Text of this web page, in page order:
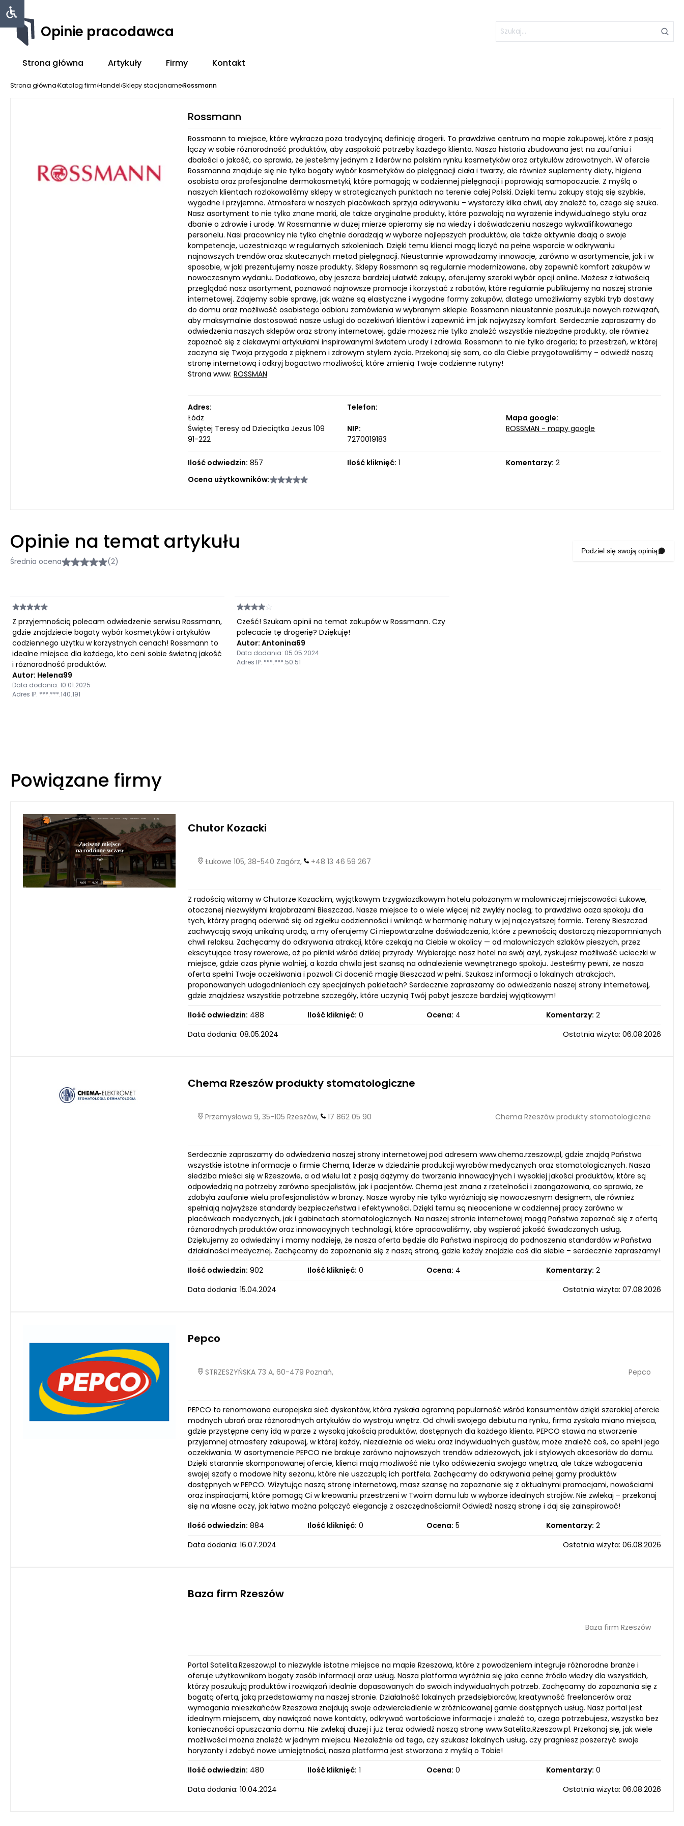
Opinie pracodawca
Strona główna Artykuły Firmy Kontakt
Strona główna›Katalog firm›Handel›Sklepy stacjonarne›Rossmann
Rossmann
Rossmann to miejsce, które wykracza poza tradycyjną definicję drogerii. To prawdziwe centrum na mapie zakupowej, które z pasją
łączy w sobie różnorodność produktów, aby zaspokoić potrzeby każdego klienta. Nasza historia zbudowana jest na zaufaniu i
dbałości o jakość, co sprawia, że jesteśmy jednym z liderów na polskim rynku kosmetyków oraz artykułów zdrowotnych. W ofercie
Rossmanna znajduje się nie tylko bogaty wybór kosmetyków do pielęgnacji ciała i twarzy, ale również suplementy diety, higiena
osobista oraz profesjonalne dermokosmetyki, które pomagają w codziennej pielęgnacji i poprawiają samopoczucie. Z myślą o
naszych klientach rozlokowaliśmy sklepy w strategicznych punktach na terenie całej Polski. Dzięki temu zakupy stają się szybkie,
wygodne i przyjemne. Atmosfera w naszych placówkach sprzyja odkrywaniu – wystarczy kilka chwil, aby znaleźć to, czego się szuka.
Nasz asortyment to nie tylko znane marki, ale także oryginalne produkty, które pozwalają na wyrażenie indywidualnego stylu oraz
dbanie o zdrowie i urodę. W Rossmannie w dużej mierze opieramy się na wiedzy i doświadczeniu naszego wykwalifikowanego
personelu. Nasi pracownicy nie tylko chętnie doradzają w wyborze najlepszych produktów, ale także aktywnie dbają o swoje
kompetencje, uczestnicząc w regularnych szkoleniach. Dzięki temu klienci mogą liczyć na pełne wsparcie w odkrywaniu
najnowszych trendów oraz skutecznych metod pielęgnacji. Nieustannie wprowadzamy innowacje, zarówno w asortymencie, jak i w
sposobie, w jaki prezentujemy nasze produkty. Sklepy Rossmann są regularnie modernizowane, aby zapewnić komfort zakupów w
nowoczesnym wydaniu. Dodatkowo, aby jeszcze bardziej ułatwić zakupy, oferujemy szeroki wybór opcji online. Możesz z łatwością
przeglądać nasz asortyment, poznawać najnowsze promocje i korzystać z rabatów, które regularnie publikujemy na naszej stronie
internetowej. Zdajemy sobie sprawę, jak ważne są elastyczne i wygodne formy zakupów, dlatego umożliwiamy szybki tryb dostawy
do domu oraz możliwość osobistego odbioru zamówienia w wybranym sklepie. Rossmann nieustannie poszukuje nowych rozwiązań,
aby maksymalnie dostosować nasze usługi do oczekiwań klientów i zapewnić im jak najwyższy komfort. Serdecznie zapraszamy do
odwiedzenia naszych sklepów oraz strony internetowej, gdzie możesz nie tylko znaleźć wszystkie niezbędne produkty, ale również
zapoznać się z ciekawymi artykułami inspirowanymi światem urody i zdrowia. Rossmann to nie tylko drogeria; to przestrzeń, w której
zaczyna się Twoja przygoda z pięknem i zdrowym stylem życia. Przekonaj się sam, co dla Ciebie przygotowaliśmy – odwiedź naszą
stronę internetową i odkryj bogactwo możliwości, które zmienią Twoje codzienne rutyny!
Strona www: ROSSMAN
Adres:
Łódz
Świętej Teresy od Dzieciątka Jezus 109
91-222
Telefon:
NIP:
7270019183
Mapa google:
ROSSMAN - mapy google
Ilość odwiedzin: 857 Ilość kliknięć: 1 Komentarzy: 2
Ocena użytkowników:
Opinie na temat artykułu
Średnia ocena (2)
Podziel się swoją opinią
Z przyjemnością polecam odwiedzenie serwisu Rossmann,
gdzie znajdziecie bogaty wybór kosmetyków i artykułów
codziennego użytku w korzystnych cenach! Rossmann to
idealne miejsce dla każdego, kto ceni sobie świetną jakość
i różnorodność produktów.
Autor: Helena99
Data dodania: 10.01.2025
Adres IP: ***.***.140.191
Cześć! Szukam opinii na temat zakupów w Rossmann. Czy
polecacie tę drogerię? Dziękuję!
Autor: Antonina69
Data dodania: 05.05.2024
Adres IP: ***.***.50.51
Powiązane firmy
Chutor Kozacki
Łukowe 105, 38-540 Zagórz, +48 13 46 59 267
Z radością witamy w Chutorze Kozackim, wyjątkowym trzygwiazdkowym hotelu położonym w malowniczej miejscowości Łukowe,
otoczonej niezwykłymi krajobrazami Bieszczad. Nasze miejsce to o wiele więcej niż zwykły nocleg; to prawdziwa oaza spokoju dla
tych, którzy pragną oderwać się od zgiełku codzienności i wniknąć w harmonię natury w jej najczystszej formie. Tereny Bieszczad
zachwycają swoją unikalną urodą, a my oferujemy Ci niepowtarzalne doświadczenia, które z pewnością dostarczą niezapomnianych
chwil relaksu. Zachęcamy do odkrywania atrakcji, które czekają na Ciebie w okolicy — od malowniczych szlaków pieszych, przez
ekscytujące trasy rowerowe, aż po pikniki wśród dzikiej przyrody. Wybierając nasz hotel na swój azyl, zyskujesz możliwość ucieczki w
miejsce, gdzie czas płynie wolniej, a każda chwila jest szansą na odnalezienie wewnętrznego spokoju. Jesteśmy pewni, że nasza
oferta spełni Twoje oczekiwania i pozwoli Ci docenić magię Bieszczad w pełni. Szukasz informacji o lokalnych atrakcjach,
proponowanych udogodnieniach czy specjalnych pakietach? Serdecznie zapraszamy do odwiedzenia naszej strony internetowej,
gdzie znajdziesz wszystkie potrzebne szczegóły, które uczynią Twój pobyt jeszcze bardziej wyjątkowym!
Ilość odwiedzin: 488 Ilość kliknięć: 0 Ocena: 4 Komentarzy: 2
Data dodania: 08.05.2024
Ostatnia wizyta: 06.08.2026
Chema Rzeszów produkty stomatologiczne
Przemysłowa 9, 35-105 Rzeszów, 17 862 05 90 Chema Rzeszów produkty stomatologiczne
Serdecznie zapraszamy do odwiedzenia naszej strony internetowej pod adresem www.chema.rzeszow.pl, gdzie znajdą Państwo
wszystkie istotne informacje o firmie Chema, liderze w dziedzinie produkcji wyrobów medycznych oraz stomatologicznych. Nasza
siedziba mieści się w Rzeszowie, a od wielu lat z pasją dążymy do tworzenia innowacyjnych i wysokiej jakości produktów, które są
odpowiedzią na potrzeby zarówno specjalistów, jak i pacjentów. Chema jest znana z rzetelności i zaangażowania, co sprawia, że
zdobyła zaufanie wielu profesjonalistów w branży. Nasze wyroby nie tylko wyróżniają się nowoczesnym designem, ale również
spełniają najwyższe standardy bezpieczeństwa i efektywności. Dzięki temu są nieocenione w codziennej pracy zarówno w
placówkach medycznych, jak i gabinetach stomatologicznych. Na naszej stronie internetowej mogą Państwo zapoznać się z ofertą
różnorodnych produktów oraz innowacyjnych technologii, które opracowaliśmy, aby wspierać jakość świadczonych usług.
Dziękujemy za odwiedziny i mamy nadzieję, że nasza oferta będzie dla Państwa inspiracją do podnoszenia standardów w Państwa
działalności medycznej. Zachęcamy do zapoznania się z naszą stroną, gdzie każdy znajdzie coś dla siebie – serdecznie zapraszamy!
Ilość odwiedzin: 902 Ilość kliknięć: 0 Ocena: 4 Komentarzy: 2
Data dodania: 15.04.2024
Ostatnia wizyta: 07.08.2026
Pepco
STRZESZYŃSKA 73 A, 60-479 Poznań, Pepco
PEPCO to renomowana europejska sieć dyskontów, która zyskała ogromną popularność wśród konsumentów dzięki szerokiej ofercie
modnych ubrań oraz różnorodnych artykułów do wystroju wnętrz. Od chwili swojego debiutu na rynku, firma zyskała miano miejsca,
gdzie przystępne ceny idą w parze z wysoką jakością produktów, dostępnych dla każdego klienta. PEPCO stawia na stworzenie
przyjemnej atmosfery zakupowej, w której każdy, niezależnie od wieku oraz indywidualnych gustów, może znaleźć coś, co spełni jego
oczekiwania. W asortymencie PEPCO nie brakuje zarówno najnowszych trendów odzieżowych, jak i stylowych akcesoriów do domu.
Dzięki starannie skomponowanej ofercie, klienci mają możliwość nie tylko odświeżenia swojego wnętrza, ale także wzbogacenia
swojej szafy o modowe hity sezonu, które nie uszczuplą ich portfela. Zachęcamy do odkrywania pełnej gamy produktów
dostępnych w PEPCO. Wizytując naszą stronę internetową, masz szansę na zapoznanie się z aktualnymi promocjami, nowościami
oraz inspiracjami, które pomogą Ci w kreowaniu przestrzeni w Twoim domu lub w wyborze idealnych strojów. Nie zwlekaj – przekonaj
się na własne oczy, jak łatwo można połączyć elegancję z oszczędnościami! Odwiedź naszą stronę i daj się zainspirować!
Ilość odwiedzin: 884 Ilość kliknięć: 0 Ocena: 5 Komentarzy: 2
Data dodania: 16.07.2024
Ostatnia wizyta: 06.08.2026
Baza firm Rzeszów
Baza firm Rzeszów
Portal Satelita.Rzeszow.pl to niezwykle istotne miejsce na mapie Rzeszowa, które z powodzeniem integruje różnorodne branże i
oferuje użytkownikom bogaty zasób informacji oraz usług. Nasza platforma wyróżnia się jako cenne źródło wiedzy dla wszystkich,
którzy poszukują produktów i rozwiązań idealnie dopasowanych do swoich indywidualnych potrzeb. Zachęcamy do zapoznania się z
bogatą ofertą, jaką przedstawiamy na naszej stronie. Działalność lokalnych przedsiębiorców, kreatywność freelancerów oraz
wymagania mieszkańców Rzeszowa znajdują swoje odzwierciedlenie w zróżnicowanej gamie dostępnych usług. Nasz portal jest
idealnym miejscem, aby nawiązać nowe kontakty, odkrywać wartościowe informacje i znaleźć to, czego potrzebujesz, wszystko bez
konieczności opuszczania domu. Nie zwlekaj dłużej i już teraz odwiedź naszą stronę www.Satelita.Rzeszow.pl. Przekonaj się, jak wiele
możliwości można znaleźć w jednym miejscu. Niezależnie od tego, czy szukasz lokalnych usług, czy pragniesz poszerzyć swoje
horyzonty i zdobyć nowe umiejętności, nasza platforma jest stworzona z myślą o Tobie!
Ilość odwiedzin: 480 Ilość kliknięć: 1 Ocena: 0 Komentarzy: 0
Data dodania: 10.04.2024
Ostatnia wizyta: 06.08.2026